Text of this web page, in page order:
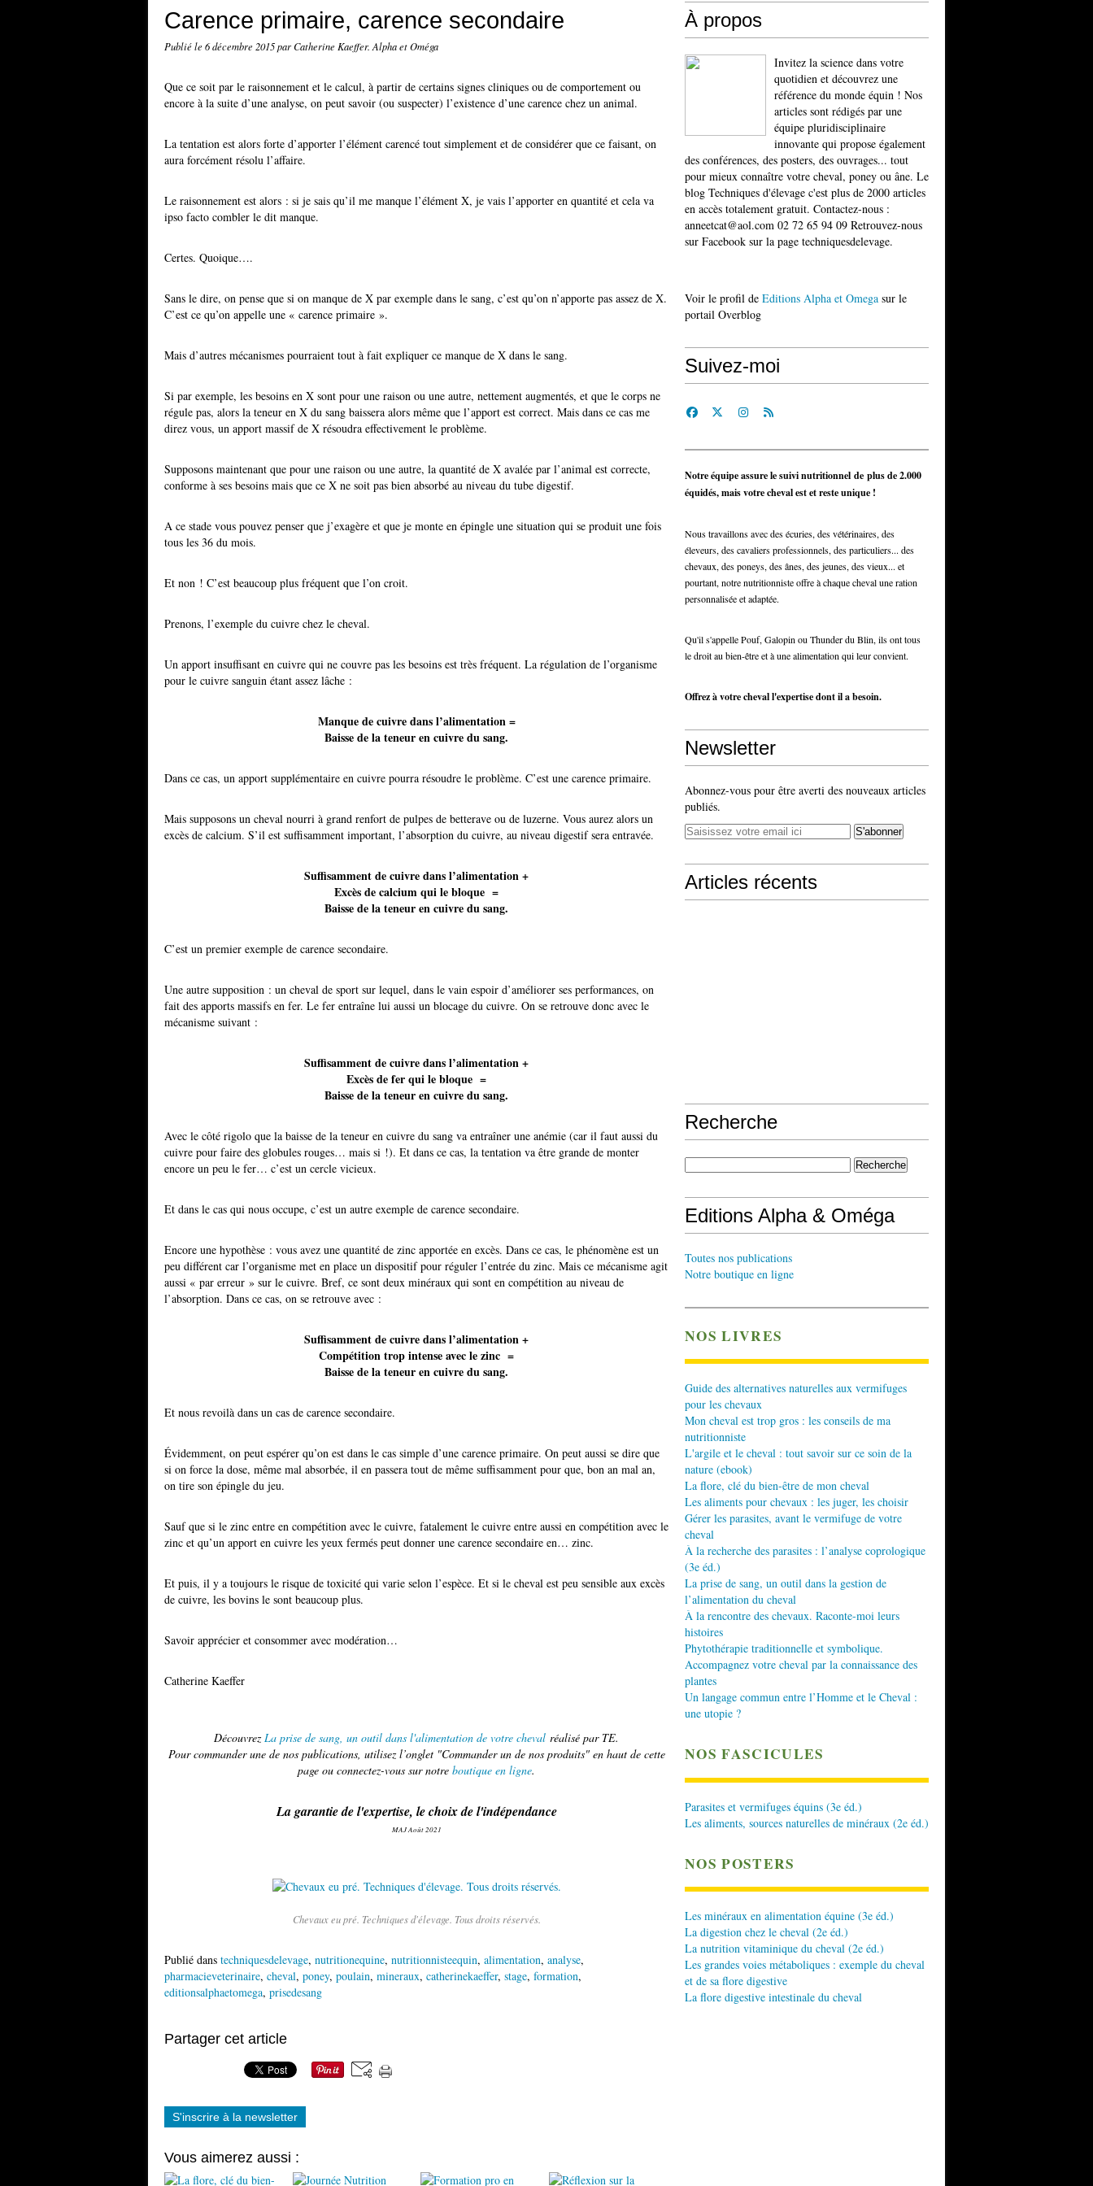
Carence primaire, carence secondaire
Publié le 6 décembre 2015par Catherine Kaeffer. Alpha et Oméga
Que ce soit par le raisonnement et le calcul, à partir de certains signes cliniques ou de comportement ou
encore à la suite d’une analyse, on peut savoir (ou suspecter) l’existence d’une carence chez un animal.
La tentation est alors forte d’apporter l’élément carencé tout simplement et de considérer que ce faisant, on
aura forcément résolu l’affaire.
Le raisonnement est alors : si je sais qu’il me manque l’élément X, je vais l’apporter en quantité et cela va
ipso facto combler le dit manque.
Certes. Quoique….
Sans le dire, on pense que si on manque de X par exemple dans le sang, c’est qu’on n’apporte pas assez de X.
C’est ce qu’on appelle une « carence primaire ».
Mais d’autres mécanismes pourraient tout à fait expliquer ce manque de X dans le sang.
Si par exemple, les besoins en X sont pour une raison ou une autre, nettement augmentés, et que le corps ne
régule pas, alors la teneur en X du sang baissera alors même que l’apport est correct. Mais dans ce cas me
direz vous, un apport massif de X résoudra effectivement le problème.
Supposons maintenant que pour une raison ou une autre, la quantité de X avalée par l’animal est correcte,
conforme à ses besoins mais que ce X ne soit pas bien absorbé au niveau du tube digestif.
A ce stade vous pouvez penser que j’exagère et que je monte en épingle une situation qui se produit une fois
tous les 36 du mois.
Et non ! C’est beaucoup plus fréquent que l’on croit.
Prenons, l’exemple du cuivre chez le cheval.
Un apport insuffisant en cuivre qui ne couvre pas les besoins est très fréquent. La régulation de l’organisme
pour le cuivre sanguin étant assez lâche :
Manque de cuivre dans l’alimentation =
Baisse de la teneur en cuivre du sang.
Dans ce cas, un apport supplémentaire en cuivre pourra résoudre le problème. C’est une carence primaire.
Mais supposons un cheval nourri à grand renfort de pulpes de betterave ou de luzerne. Vous aurez alors un
excès de calcium. S’il est suffisamment important, l’absorption du cuivre, au niveau digestif sera entravée.
Suffisamment de cuivre dans l’alimentation +
Excès de calcium qui le bloque =
Baisse de la teneur en cuivre du sang.
C’est un premier exemple de carence secondaire.
Une autre supposition : un cheval de sport sur lequel, dans le vain espoir d’améliorer ses performances, on
fait des apports massifs en fer. Le fer entraîne lui aussi un blocage du cuivre. On se retrouve donc avec le
mécanisme suivant :
Suffisamment de cuivre dans l’alimentation +
Excès de fer qui le bloque =
Baisse de la teneur en cuivre du sang.
Avec le côté rigolo que la baisse de la teneur en cuivre du sang va entraîner une anémie (car il faut aussi du
cuivre pour faire des globules rouges… mais si !). Et dans ce cas, la tentation va être grande de monter
encore un peu le fer… c’est un cercle vicieux.
Et dans le cas qui nous occupe, c’est un autre exemple de carence secondaire.
Encore une hypothèse : vous avez une quantité de zinc apportée en excès. Dans ce cas, le phénomène est un
peu différent car l’organisme met en place un dispositif pour réguler l’entrée du zinc. Mais ce mécanisme agit
aussi « par erreur » sur le cuivre. Bref, ce sont deux minéraux qui sont en compétition au niveau de
l’absorption. Dans ce cas, on se retrouve avec :
Suffisamment de cuivre dans l’alimentation +
Compétition trop intense avec le zinc =
Baisse de la teneur en cuivre du sang.
Et nous revoilà dans un cas de carence secondaire.
Évidemment, on peut espérer qu’on est dans le cas simple d’une carence primaire. On peut aussi se dire que
si on force la dose, même mal absorbée, il en passera tout de même suffisamment pour que, bon an mal an,
on tire son épingle du jeu.
Sauf que si le zinc entre en compétition avec le cuivre, fatalement le cuivre entre aussi en compétition avec le
zinc et qu’un apport en cuivre les yeux fermés peut donner une carence secondaire en… zinc.
Et puis, il y a toujours le risque de toxicité qui varie selon l’espèce. Et si le cheval est peu sensible aux excès
de cuivre, les bovins le sont beaucoup plus.
Savoir apprécier et consommer avec modération…
Catherine Kaeffer
DécouvrezLa prise de sang, un outil dans l'alimentation de votre cheval réalisé par TE.
Pour commander une de nos publications, utilisez l’onglet "Commander un de nos produits" en haut de cette
page ou connectez-vous sur notre boutique en ligne.
La garantie de l'expertise, le choix de l'indépendance
MAJ Août 2021
Chevaux eu pré. Techniques d'élevage. Tous droits réservés.
Publié dans techniquesdelevage, nutritionequine, nutritionnisteequin, alimentation, analyse,
pharmacieveterinaire, cheval, poney, poulain, mineraux, catherinekaeffer, stage, formation,
editionsalphaetomega, prisedesang
Partager cet article
S'inscrire à la newsletter
Vous aimerez aussi :
À propos
Invitez la science dans votre
quotidien et découvrez une
référence du monde équin ! Nos
articles sont rédigés par une
équipe pluridisciplinaire
innovante qui propose également
des conférences, des posters, des ouvrages... tout
pour mieux connaître votre cheval, poney ou âne. Le
blog Techniques d'élevage c'est plus de 2000 articles
en accès totalement gratuit. Contactez-nous :
anneetcat@aol.com 02 72 65 94 09 Retrouvez-nous
sur Facebook sur la page techniquesdelevage.
Voir le profil de Editions Alpha et Omega sur le
portail Overblog
Suivez-moi
Notre équipe assure le suivi nutritionnel de plus de 2.000
équidés, mais votre cheval est et reste unique !
Nous travaillons avec des écuries, des vétérinaires, des
éleveurs, des cavaliers professionnels, des particuliers... des
chevaux, des poneys, des ânes, des jeunes, des vieux... et
pourtant, notre nutritionniste offre à chaque cheval une ration
personnalisée et adaptée.
Qu'il s'appelle Pouf, Galopin ou Thunder du Blin, ils ont tous
le droit au bien-être et à une alimentation qui leur convient.
Offrez à votre cheval l'expertise dont il a besoin.
Newsletter
Abonnez-vous pour être averti des nouveaux articles
publiés.
Articles récents
Recherche
Editions Alpha & Oméga
Toutes nos publications
Notre boutique en ligne
NOS LIVRES
Guide des alternatives naturelles aux vermifuges
pour les chevaux
Mon cheval est trop gros : les conseils de ma
nutritionniste
L'argile et le cheval : tout savoir sur ce soin de la
nature (ebook)
La flore, clé du bien-être de mon cheval
Les aliments pour chevaux : les juger, les choisir
Gérer les parasites, avant le vermifuge de votre
cheval
À la recherche des parasites : l’analyse coprologique
(3e éd.)
La prise de sang, un outil dans la gestion de
l’alimentation du cheval
À la rencontre des chevaux. Raconte-moi leurs
histoires
Phytothérapie traditionnelle et symbolique.
Accompagnez votre cheval par la connaissance des
plantes
Un langage commun entre l’Homme et le Cheval :
une utopie ?
NOS FASCICULES
Parasites et vermifuges équins (3e éd.)
Les aliments, sources naturelles de minéraux (2e éd.)
NOS POSTERS
Les minéraux en alimentation équine (3e éd.)
La digestion chez le cheval (2e éd.)
La nutrition vitaminique du cheval (2e éd.)
Les grandes voies métaboliques : exemple du cheval
et de sa flore digestive
La flore digestive intestinale du cheval